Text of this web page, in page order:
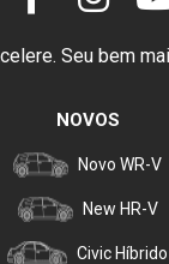
Seu bem
NOVOS
Novo WR-V
New HR-V
Civic Híbrido